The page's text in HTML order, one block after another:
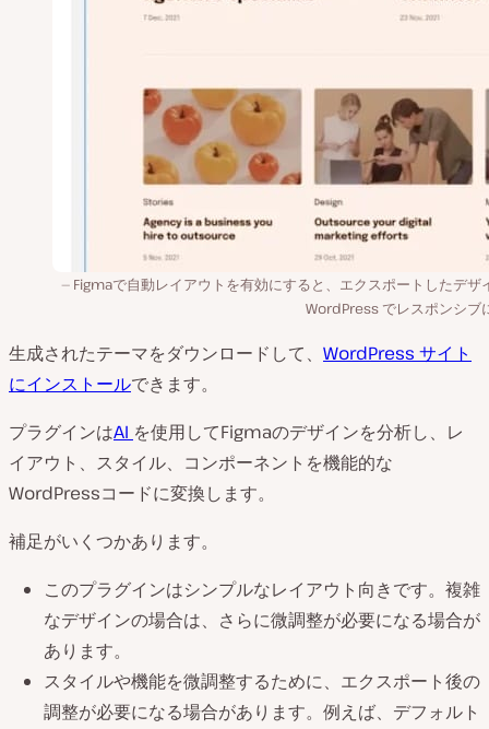
Figmaで自動レイアウトを有効にすると、エクスポートしたデザ
WordPress でレスポンシブ
生成されたテーマをダウンロードして、 WordPress サイト
にインストールできます。
プラグインはAI を使用してFigmaのデザインを分析し、レ
イアウト、スタイル、コンポーネントを機能的な
WordPressコードに変換します。
補足がいくつかあります。
このプラグインはシンプルなレイアウト向きです。複雑
なデザインの場合は、さらに微調整が必要になる場合が
あります。
スタイルや機能を微調整するために、エクスポート後の
調整が必要になる場合があります。例えば、デフォルト